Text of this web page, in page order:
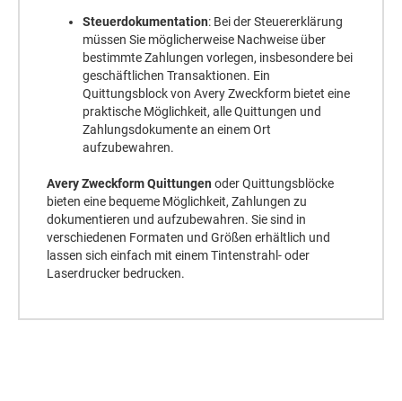
Steuerdokumentation: Bei der Steuererklärung
müssen Sie möglicherweise Nachweise über
bestimmte Zahlungen vorlegen, insbesondere bei
geschäftlichen Transaktionen. Ein
Quittungsblock von Avery Zweckform bietet eine
praktische Möglichkeit, alle Quittungen und
Zahlungsdokumente an einem Ort
aufzubewahren.
Avery Zweckform Quittungen oder Quittungsblöcke
bieten eine bequeme Möglichkeit, Zahlungen zu
dokumentieren und aufzubewahren. Sie sind in
verschiedenen Formaten und Größen erhältlich und
lassen sich einfach mit einem Tintenstrahl- oder
Laserdrucker bedrucken.